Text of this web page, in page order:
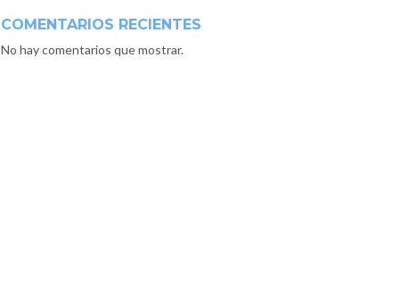
COMENTARIOS RECIENTES
No hay comentarios que mostrar.